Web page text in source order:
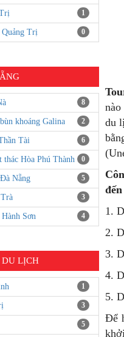
nào
du
1.
2.
3.
4.
5.
Để
1
Trị 0
8
khoáng Galina 2
Tài 6
Hòa Phú Thành 0
Nẵng 5
3
Sơn 4
LỊCH
1
3
5